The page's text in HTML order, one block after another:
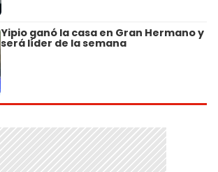
Yipio ganó la casa en Gran Hermano y
será líder de la semana